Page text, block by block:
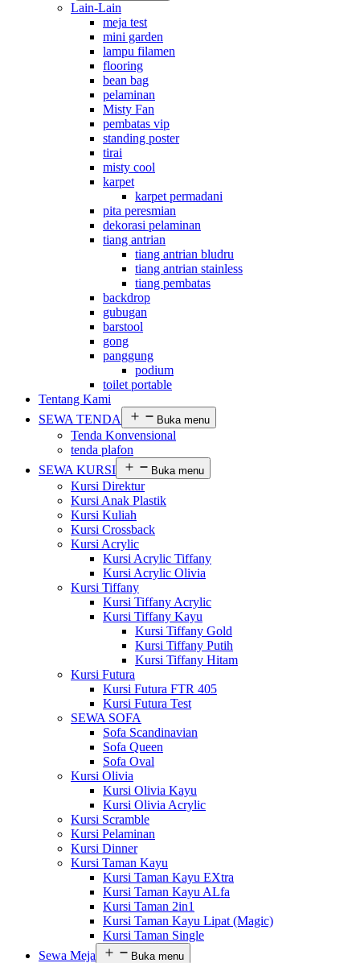
Lain-Lain
meja test
mini garden
lampu filamen
flooring
bean bag
pelaminan
Misty Fan
pembatas vip
standing poster
tirai
misty cool
karpet
karpet permadani
pita peresmian
dekorasi pelaminan
tiang antrian
tiang antrian bludru
tiang antrian stainless
tiang pembatas
backdrop
gubugan
barstool
gong
panggung
podium
toilet portable
Tentang Kami
SEWA TENDA
Buka menu
Tenda Konvensional
tenda plafon
SEWA KURSI
Buka menu
Kursi Direktur
Kursi Anak Plastik
Kursi Kuliah
Kursi Crossback
Kursi Acrylic
Kursi Acrylic Tiffany
Kursi Acrylic Olivia
Kursi Tiffany
Kursi Tiffany Acrylic
Kursi Tiffany Kayu
Kursi Tiffany Gold
Kursi Tiffany Putih
Kursi Tiffany Hitam
Kursi Futura
Kursi Futura FTR 405
Kursi Futura Test
SEWA SOFA
Sofa Scandinavian
Sofa Queen
Sofa Oval
Kursi Olivia
Kursi Olivia Kayu
Kursi Olivia Acrylic
Kursi Scramble
Kursi Pelaminan
Kursi Dinner
Kursi Taman Kayu
Kursi Taman Kayu EXtra
Kursi Taman Kayu ALfa
Kursi Taman 2in1
Kursi Taman Kayu Lipat (Magic)
Kursi Taman Single
Sewa Meja
Buka menu